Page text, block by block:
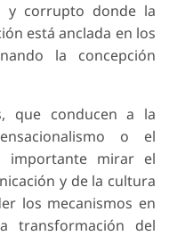
y corrupto donde la
está anclada en los
la concepción
que conducen a la
o el
importante mirar el
y de la cultura
los mecanismos en
transformación del